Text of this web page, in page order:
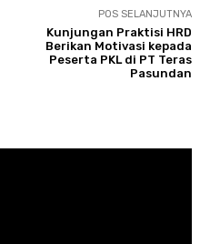
POS SELANJUTNYA
Kunjungan Praktisi HRD
Berikan Motivasi kepada
Peserta PKL di PT Teras
Pasundan